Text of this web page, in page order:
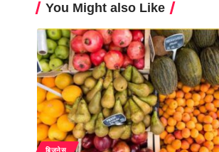
You Might also Like
बिजनेस